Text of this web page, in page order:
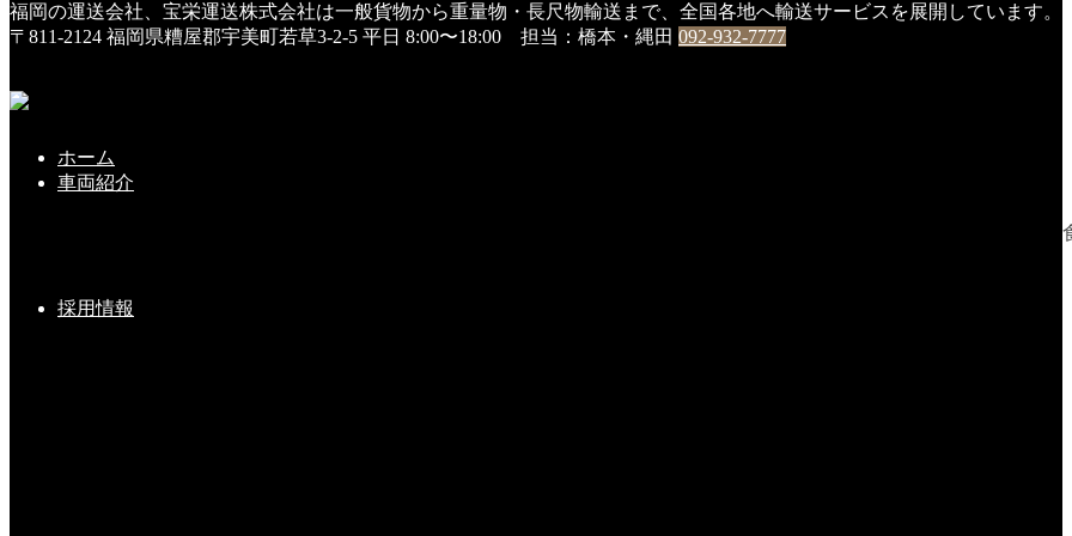
福岡の運送会社、宝栄運送株式会社は一般貨物から重量物・長尺物輸送まで、全国各地へ輸送サービスを展開しています。
〒811-2124 福岡県糟屋郡宇美町若草3-2-5 平日 8:00〜18:00 担当：橋本・縄田 092-932-7777
ホーム
車両紹介
採用情報
HOME
スタッフ
2019年1月10日
直近の数年間は、従業員さん達の手作り『豚汁』と『お弁当』が恒例でしたが、今年は趣向を変えて、『韓国料理店』での
飲酒運転は絶対に禁止ですので、運転する人はノンアルコールビールで乾杯。